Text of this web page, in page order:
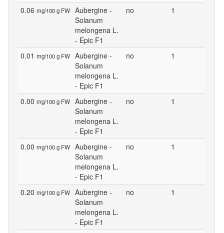
0.06 mg/100 g FW
Aubergine -
Solanum
melongena L.
- Epic F1
no 1
0.01 mg/100 g FW
Aubergine -
Solanum
melongena L.
- Epic F1
no 1
0.00 mg/100 g FW
Aubergine -
Solanum
melongena L.
- Epic F1
no 1
0.00 mg/100 g FW
Aubergine -
Solanum
melongena L.
- Epic F1
no 1
0.20 mg/100 g FW
Aubergine -
Solanum
melongena L.
- Epic F1
no 1